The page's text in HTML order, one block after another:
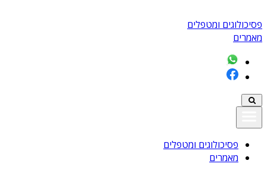
פסיכולוגים ומטפלים
מאמרים
פסיכולוגים ומטפלים
מאמרים